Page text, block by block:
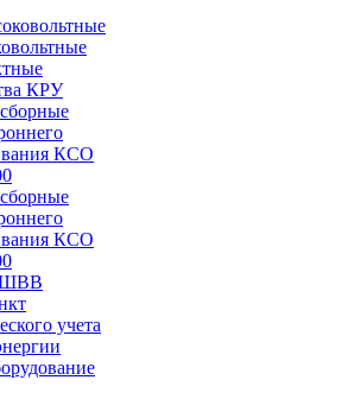
КРУ
КСО
КСО
учета